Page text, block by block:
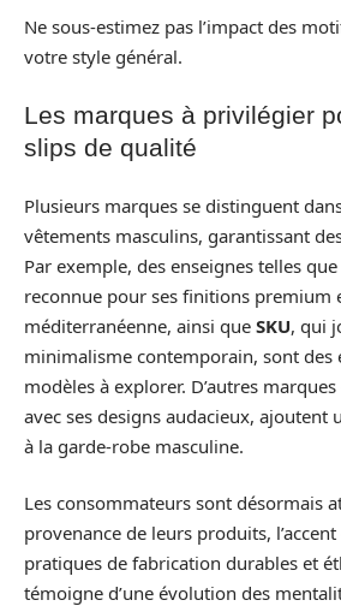
Ne sous-estimez pas l’impact des
votre style général.
Les marques à privilégier
slips de qualité
Plusieurs marques se distinguent
vêtements masculins, garantissant
Par exemple, des enseignes telles que
reconnue pour ses finitions premium
méditerranéenne, ainsi que SKU, qui
minimalisme contemporain, sont des
modèles à explorer. D’autres
avec ses designs audacieux, ajoutent
à la garde-robe masculine.
Les consommateurs sont désormais
provenance de leurs produits,
pratiques de fabrication durables et
témoigne d’une évolution des